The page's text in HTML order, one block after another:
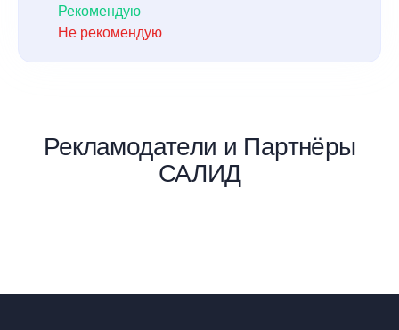
Рекомендую
Не рекомендую
Рекламодатели и Партнёры
САЛИД